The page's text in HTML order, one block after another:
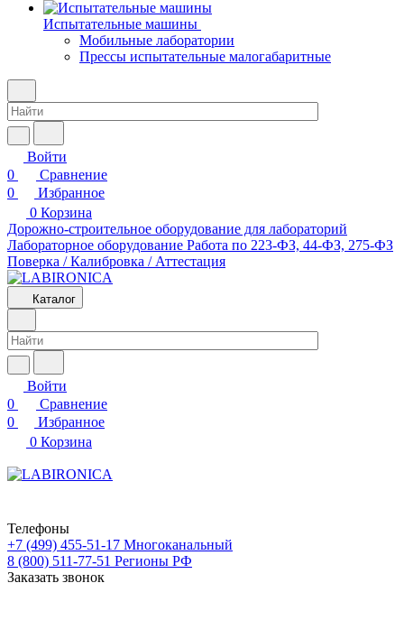
Испытательные машины
Мобильные лаборатории
Прессы испытательные малогабаритные
Войти
0
Сравнение
0
Избранное
0 Корзина
Дорожно-строительное оборудование для лабораторий
Лабораторное оборудование Работа по 223-ФЗ, 44-ФЗ, 275-ФЗ
Поверка / Калибровка / Аттестация
Каталог
Войти
0
Сравнение
0
Избранное
0 Корзина
Телефоны
+7 (499) 455-51-17 Многоканальный
8 (800) 511-77-51 Регионы РФ
Заказать звонок